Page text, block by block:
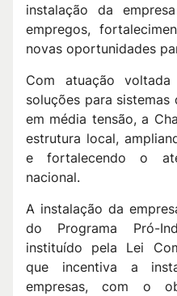
instalação da
empregos,
novas oportunidades
Com atuação
soluções para
em média tensão, a
estrutura local,
e fortalecendo o
nacional.
A instalação da
do Programa Pró-
instituído pela Lei
que incentiva a
empresas, com o